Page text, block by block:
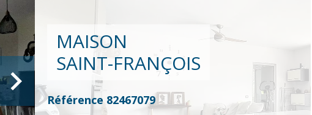
MAISON
SAINT-FRANÇOIS
Référence 82467079